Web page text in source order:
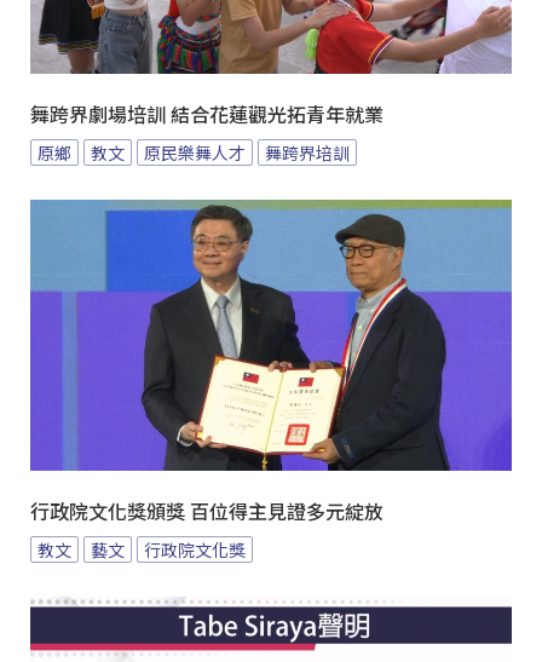
舞跨界劇場培訓 結合花蓮觀光拓青年就業
原鄉 教文 原民樂舞人才 舞跨界培訓
行政院文化獎頒獎 百位得主見證多元綻放
教文 藝文 行政院文化獎